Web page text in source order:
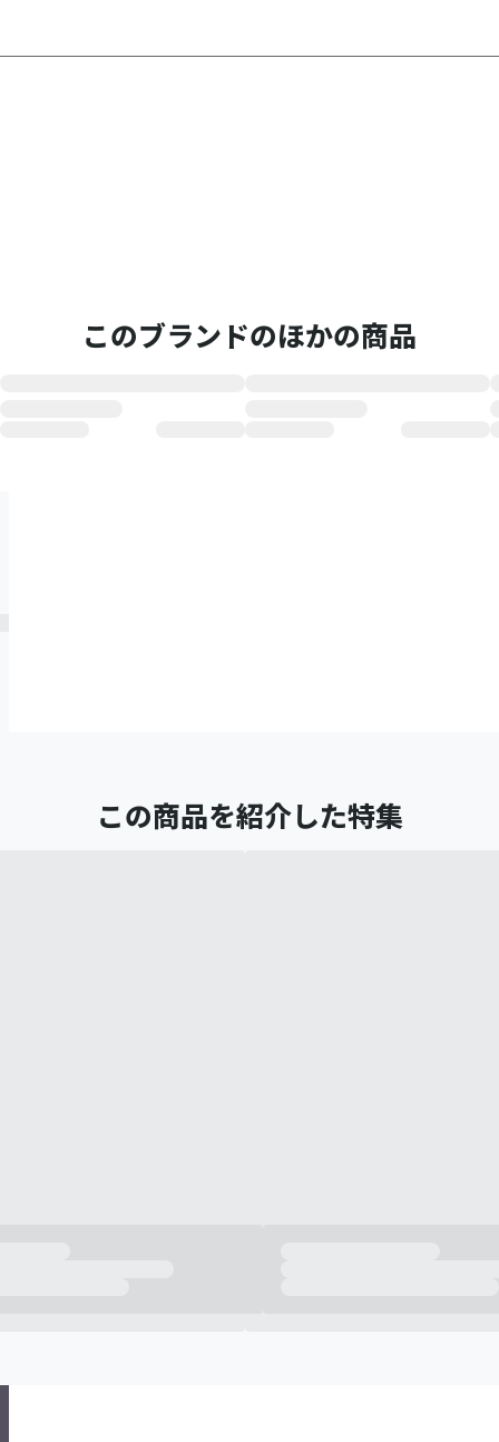
このブランドのほかの商品
この商品を紹介した特集